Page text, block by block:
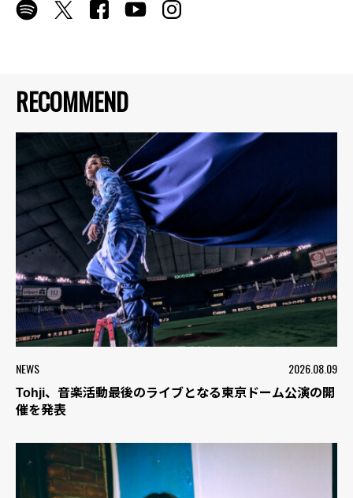
RECOMMEND
NEWS 2026.08.09
Tohji、音楽活動最後のライブとなる東京ドーム公演の開
催を発表